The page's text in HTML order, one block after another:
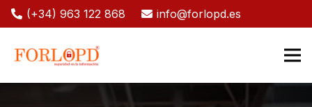
(+34) 963 122 868 info@forlopd.es